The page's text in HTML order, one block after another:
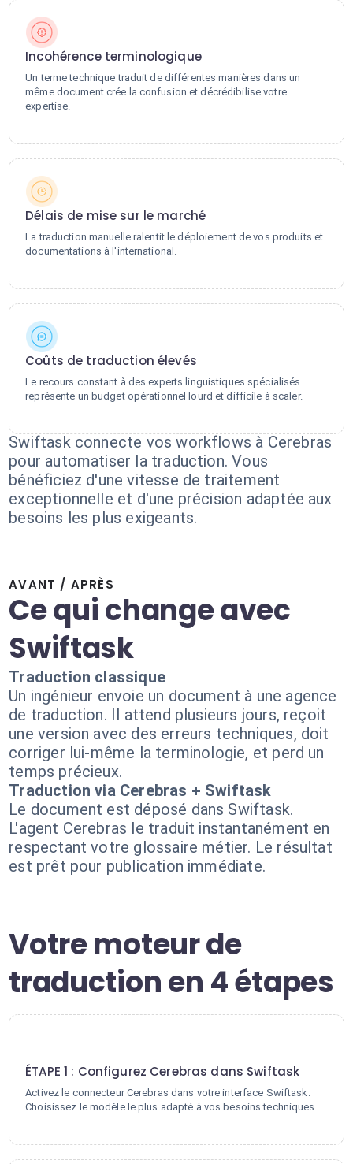
Incohérence terminologique
Un terme technique traduit de différentes manières dans un
même document crée la confusion et décrédibilise votre
expertise.
Délais de mise sur le marché
La traduction manuelle ralentit le déploiement de vos produits et
documentations à l'international.
Coûts de traduction élevés
Le recours constant à des experts linguistiques spécialisés
représente un budget opérationnel lourd et difficile à scaler.
Swiftask connecte vos workflows à Cerebras
pour automatiser la traduction. Vous
bénéficiez d'une vitesse de traitement
exceptionnelle et d'une précision adaptée aux
besoins les plus exigeants.
AVANT / APRÈS
Ce qui change avec
Swiftask
Traduction classique
Un ingénieur envoie un document à une agence
de traduction. Il attend plusieurs jours, reçoit
une version avec des erreurs techniques, doit
corriger lui-même la terminologie, et perd un
temps précieux.
Traduction via Cerebras + Swiftask
Le document est déposé dans Swiftask.
L'agent Cerebras le traduit instantanément en
respectant votre glossaire métier. Le résultat
est prêt pour publication immédiate.
Votre moteur de
traduction en 4 étapes
ÉTAPE 1 : Configurez Cerebras dans Swiftask
Activez le connecteur Cerebras dans votre interface Swiftask.
Choisissez le modèle le plus adapté à vos besoins techniques.